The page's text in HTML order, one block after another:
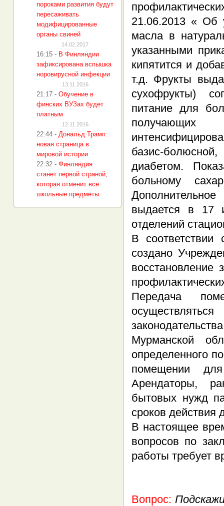
21.06.2013 « Об
масла в
указанными
кипятится и
т.д. Фрукты
сухофрукты)
питание для
получающих
базис-
диабетом.
больному
выдается в 17
отделений
В соответствии
создано
восстановление
Передача
Мурманской
определенного
помещении
Арендаторы,
бытовых нужд
сроков действия
В настоящее
вопросов по
работы требует
Вопрос:
пороками развития будут
пересаживать
модифицированные
органы свиней
14.02.2017
16:15 - В Финляндии
зафиксирована вспышка
норовирусной инфекции
13.11.2016
21:17 - Обучение в
финских ВУЗах будет
платным
12.11.2016
22:44 - Дональд Трамп:
новая страница в
мировой истории
22:32 - Финляндия
станет первой страной,
которая отменит все
школьные предметы